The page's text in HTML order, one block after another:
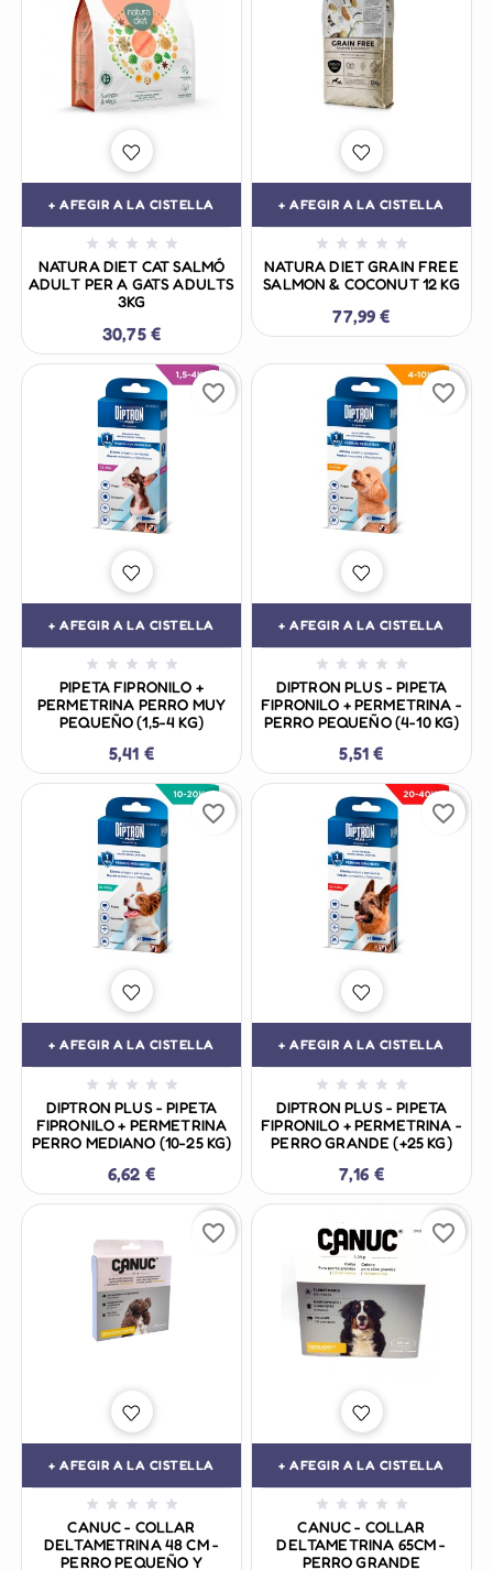
+ AFEGIR A LA CISTELLA
    
NATURA DIET CAT SALMÓ
ADULT PER A GATS ADULTS
3KG
30,75 €
+ AFEGIR A LA CISTELLA
    
NATURA DIET GRAIN FREE
SALMON & COCONUT 12 KG
77,99 €
+ AFEGIR A LA CISTELLA
    
PIPETA FIPRONILO +
PERMETRINA PERRO MUY
PEQUEÑO (1,5-4 KG)
5,41 €
favorite_border
+ AFEGIR A LA CISTELLA
    
DIPTRON PLUS - PIPETA
FIPRONILO + PERMETRINA -
PERRO PEQUEÑO (4-10 KG)
5,51 €
favorite_border
+ AFEGIR A LA CISTELLA
    
DIPTRON PLUS - PIPETA
FIPRONILO + PERMETRINA
PERRO MEDIANO (10-25 KG)
6,62 €
favorite_border
+ AFEGIR A LA CISTELLA
    
DIPTRON PLUS - PIPETA
FIPRONILO + PERMETRINA -
PERRO GRANDE (+25 KG)
7,16 €
favorite_border
+ AFEGIR A LA CISTELLA
    
CANUC - COLLAR
DELTAMETRINA 48 CM -
PERRO PEQUEÑO Y
favorite_border
+ AFEGIR A LA CISTELLA
    
CANUC - COLLAR
DELTAMETRINA 65CM -
PERRO GRANDE
favorite_border